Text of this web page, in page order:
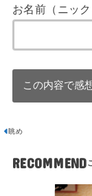
お名前（ニック
眺め
RECOMMEND